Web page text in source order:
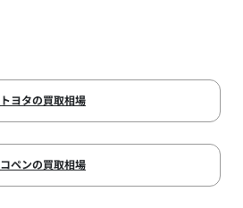
トヨタの買取相場
コペンの買取相場